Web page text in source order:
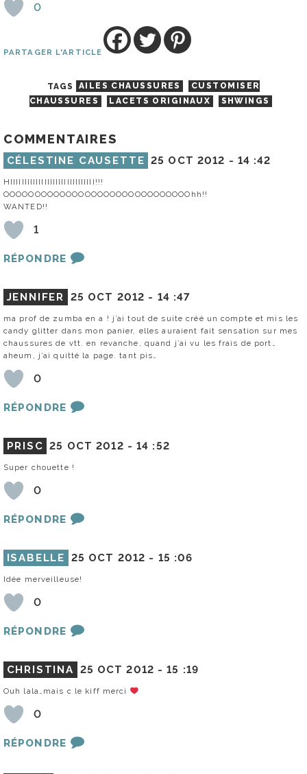
0
PARTAGER L'ARTICLE
TAGS AILES CHAUSSURES
CUSTOMISER
CHAUSSURES
LACETS ORIGINAUX SHWINGS
COMMENTAIRES
CÉLESTINE CAUSETTE 25 OCT 2012 - 14 :42
HIIIIIIIIIIIIIIIIIIIIIIIIIIIIII!!!
OOOOOOOOOOOOOOOOOOOOOOOOOOOOOOhh!!
WANTED!!
1
RÉPONDRE
JENNIFER 25 OCT 2012 - 14 :47
ma prof de zumba en a ! j’ai tout de suite créé un compte et mis les
candy glitter dans mon panier, elles auraient fait sensation sur mes
chaussures de vtt. en revanche, quand j’ai vu les frais de port…
aheum, j’ai quitté la page. tant pis…
0
RÉPONDRE
PRISC 25 OCT 2012 -14 :52
Super chouette !
0
RÉPONDRE
ISABELLE 25 OCT 2012 - 15 :06
Idée merveilleuse!
0
RÉPONDRE
CHRISTINA 25 OCT 2012 -15 :19
Ouh lala…mais c le kiff merci
0
RÉPONDRE